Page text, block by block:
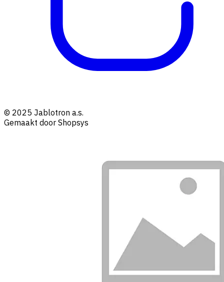
© 2025 Jablotron a.s.
Gemaakt door Shopsys